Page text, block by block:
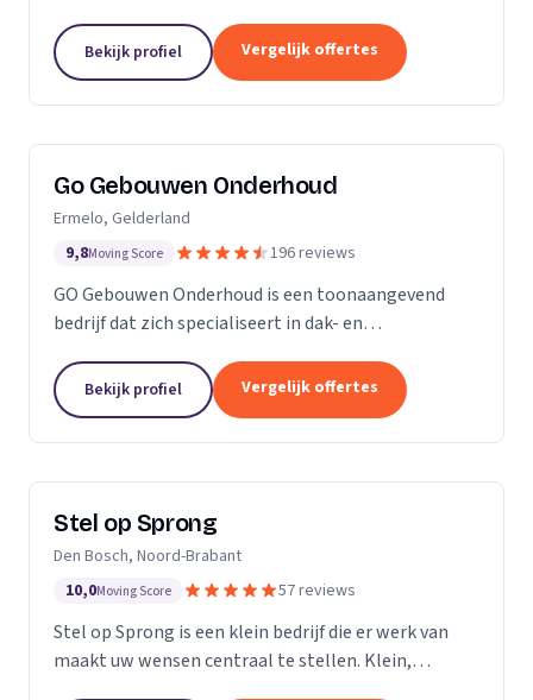
Bekijk profiel Vergelijk offertes
Go Gebouwen Onderhoud
Ermelo, Gelderland
9,8Moving Score 196 reviews
GO Gebouwen Onderhoud is een toonaangevend
bedrijf dat zich specialiseert in dak- en
samenhangt. Met onze vakkundige aanpak zorgen
we ervoor dat uw pand...
Bekijk profiel Vergelijk offertes
Stel op Sprong
Den Bosch, Noord-Brabant
10,0Moving Score 57 reviews
Stel op Sprong is een klein bedrijf die er werk van
maakt uw wensen centraal te stellen. Klein,